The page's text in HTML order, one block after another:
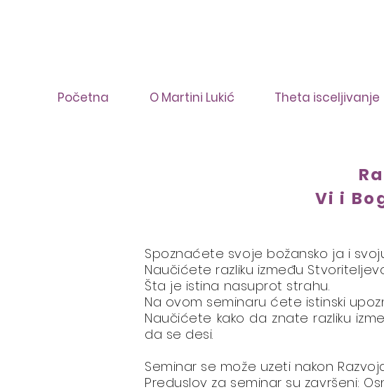
Početna O Martini Lukić Theta isceljivanje
Vi i
Spoznaćete svoje božansko ja i
Naučićete razliku između
Šta je istina nasuprot strahu.
Na ovom seminaru ćete istinski
Naučićete kako da znate razliku
da se desi.
Seminar se može uzeti nakon
Preduslov za seminar su završeni: